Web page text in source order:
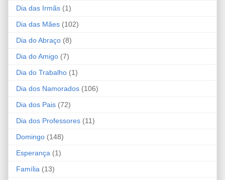
Dia das Irmãs (1)
Dia das Mães (102)
Dia do Abraço (8)
Dia do Amigo (7)
Dia do Trabalho (1)
Dia dos Namorados (106)
Dia dos Pais (72)
Dia dos Professores (11)
Domingo (148)
Esperança (1)
Família (13)